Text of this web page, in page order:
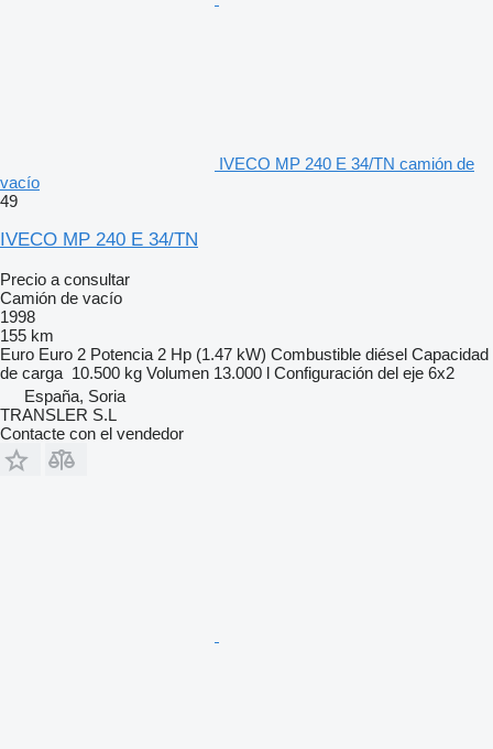
IVECO MP 240 E 34/TN camión de
vacío
49
IVECO MP 240 E 34/TN
Precio a consultar
Camión de vacío
1998
155 km
Euro Euro 2 Potencia 2 Hp (1.47 kW) Combustible diésel Capacidad
de carga 10.500 kg Volumen 13.000 l Configuración del eje 6x2
España, Soria
TRANSLER S.L
Contacte con el vendedor